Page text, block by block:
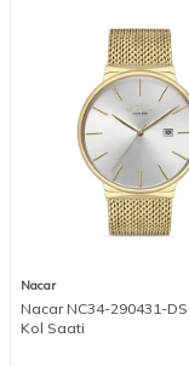
Nacar
Nacar NC34-290431-
Kol Saati